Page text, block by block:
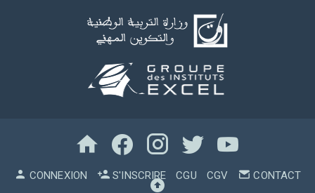
CONNEXION S'INSCRIRE CGU CGV CONTACT